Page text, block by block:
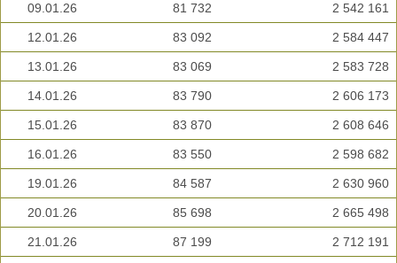
09.01.26 81 732 2 542 161
12.01.26 83 092 2 584 447
13.01.26 83 069 2 583 728
14.01.26 83 790 2 606 173
15.01.26 83 870 2 608 646
16.01.26 83 550 2 598 682
19.01.26 84 587 2 630 960
20.01.26 85 698 2 665 498
21.01.26 87 199 2 712 191